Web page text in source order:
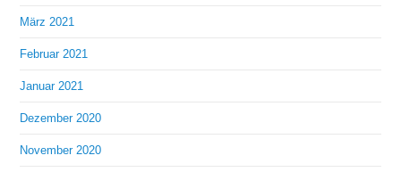
März 2021
Februar 2021
Januar 2021
Dezember 2020
November 2020